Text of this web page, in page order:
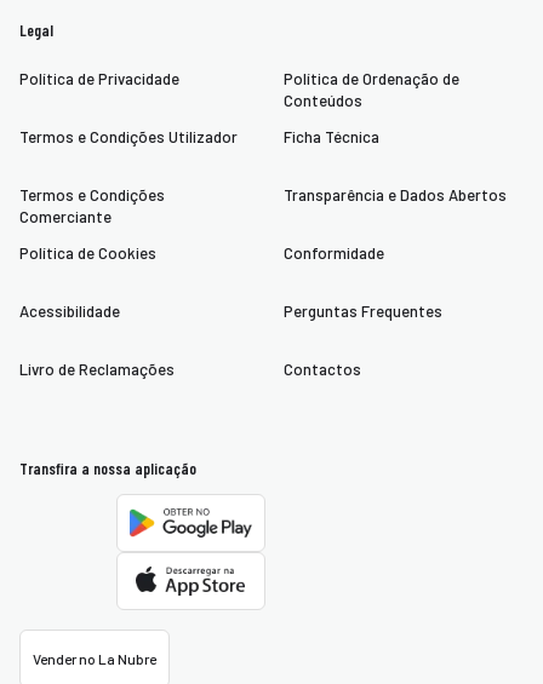
Legal
Política de Privacidade
Termos e Condições Utilizador
Termos e Condições
Comerciante
Política de Cookies
Acessibilidade
Livro de Reclamações
Política de Ordenação de
Conteúdos
Ficha Técnica
Transparência e Dados Abertos
Conformidade
Perguntas Frequentes
Contactos
Transfira a nossa aplicação
Vender no La Nubre